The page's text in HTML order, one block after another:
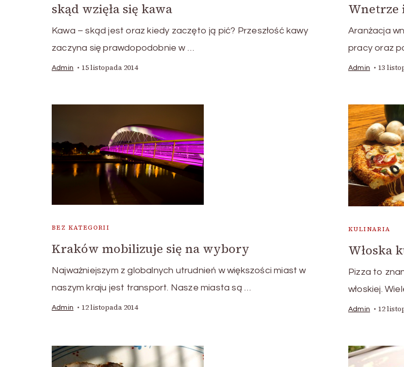
skąd wzięła się kawa
Kawa – skąd jest oraz kiedy zaczęto ją pić? Przeszłość kawy
zaczyna się prawdopodobnie w …
Admin 15 listopada 2014
Wnetrze
Aranżacja
pracy oraz
Admin 13
BEZ KATEGORII
Kraków mobilizuje się na wybory
Najważniejszym z globalnych utrudnień w większości miast w
naszym kraju jest transport. Nasze miasta są …
Admin 12 listopada 2014
KULINARIA
Włoska
Pizza to
włoskiej.
Admin 12